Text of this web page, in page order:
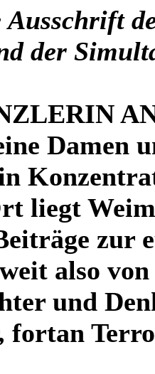
der
Damen
liegt
zur
also
und
fortan